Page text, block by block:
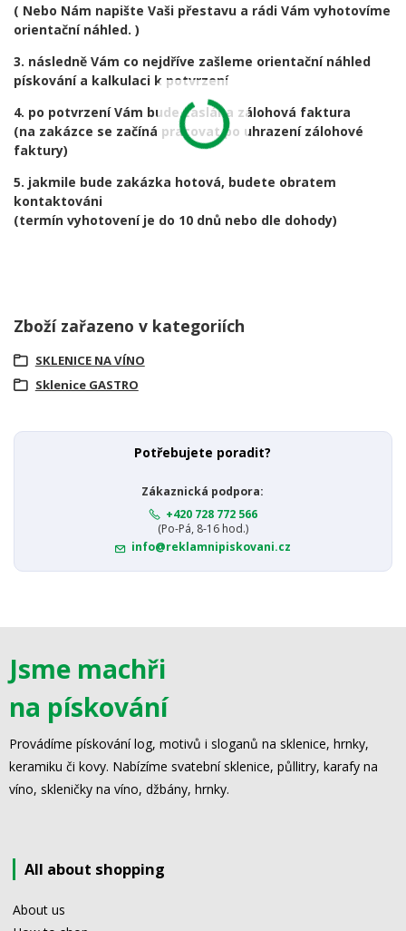
( Nebo Nám napište Vaši přestavu a rádi Vám vyhotovíme
orientační náhled. )
3. následně Vám co nejdříve zašleme orientační náhled
pískování a kalkulaci k potvrzení
4. po potvrzení Vám bude zaslána zálohová faktura
(na zakázce se začíná pracovat po uhrazení zálohové
faktury)
5. jakmile bude zakázka hotová, budete obratem
kontaktováni
(termín vyhotovení je do 10 dnů nebo dle dohody)
Zboží zařazeno v kategoriích
SKLENICE NA VÍNO
Sklenice GASTRO
Potřebujete poradit?
Zákaznická podpora:
+420 728 772 566
(Po-Pá, 8-16 hod.)
info@reklamnipiskovani.cz
Jsme machři
na pískování
Provádíme pískování log, motivů i sloganů na sklenice, hrnky,
keramiku či kovy. Nabízíme svatební sklenice, půllitry, karafy na
víno, skleničky na víno, džbány, hrnky.
All about shopping
About us